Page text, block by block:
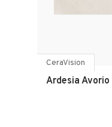
CeraVision
Ardesia